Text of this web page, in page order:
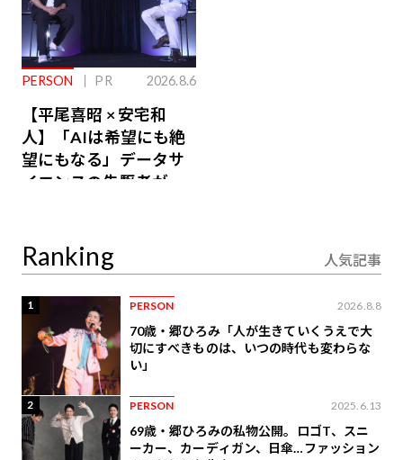
PERSON PR 2026.8.6
【平尾喜昭 × 安宅和
人】「AIは希望にも絶
望にもなる」データサ
イエンスの先駆者が語
Ranking 人気記事
1 PERSON 2026.8.8
70歳・郷ひろみ「人が生きていくうえで大
切にすべきものは、いつの時代も変わらな
い」
2 PERSON 2025.6.13
69歳・郷ひろみの私物公開。ロゴT、スニ
ーカー、カーディガン、日傘…ファッション